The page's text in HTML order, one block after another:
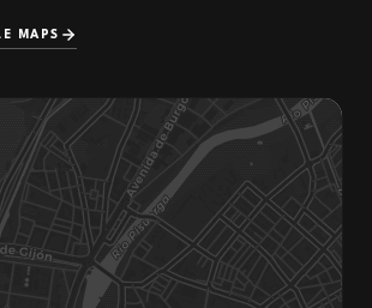
MAPS